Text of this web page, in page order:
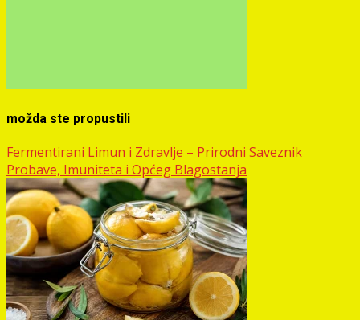
možda ste propustili
Fermentirani Limun i Zdravlje – Prirodni Saveznik
Probave, Imuniteta i Općeg Blagostanja